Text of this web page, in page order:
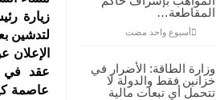
المقاطعة…
‏أسبوع واحد مضت
وزارة الطاقة: الأضرار في
خزانين فقط والدولة لا
تتحمل أي تبعات مالية
زيارة
لتدشين
الإعلان
عقد في
عاصمة